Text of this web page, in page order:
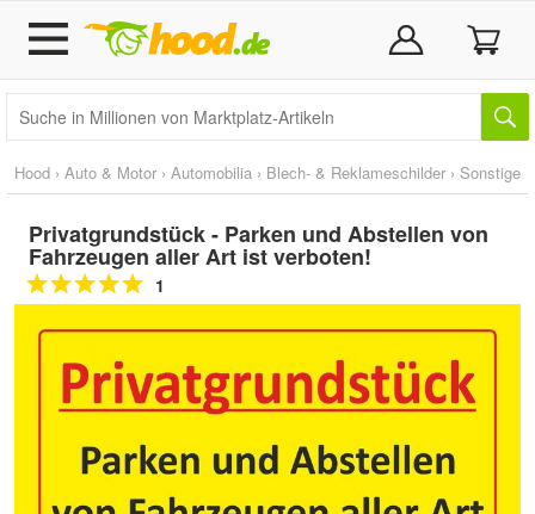
Hood › Auto & Motor › Automobilia › Blech- & Reklameschilder › Sonstige
Privatgrundstück - Parken und Abstellen von
Fahrzeugen aller Art ist verboten!
1